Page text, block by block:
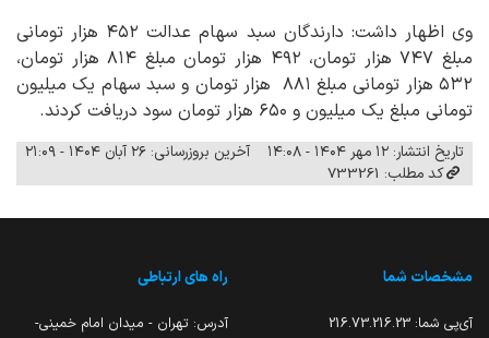
وی اظهار داشت: دارندگان سبد سهام عدالت ۴۵۲ هزار تومانی
مبلغ ۷۴۷ هزار تومان، ۴۹۲ هزار تومان مبلغ ۸۱۴ هزار تومان،
۵۳۲ هزار تومانی مبلغ ۸۸۱ هزار تومان و سبد سهام یک میلیون
تومانی مبلغ یک میلیون و ۶۵۰ هزار تومان سود دریافت کردند.
تاریخ انتشار: ۱۲ مهر ۱۴۰۴ - ۱۴:۰۸
آخرین بروزرسانی: ۲۶ آبان ۱۴۰۴ - ۲۱:۰۹
کد مطلب: 733261
مشخصات شما
آی‌پی شما: 216.73.216.23
راه های ارتباطی
آدرس: تهران - میدان امام خمینی-